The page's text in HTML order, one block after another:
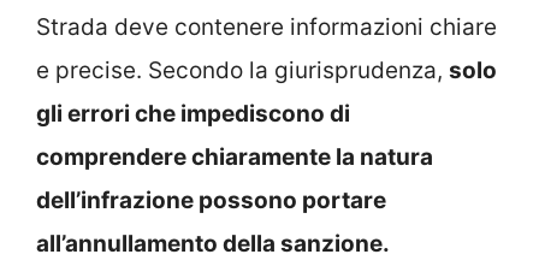
Strada deve contenere informazioni chiare
e precise. Secondo la giurisprudenza, solo
gli errori che impediscono di
comprendere chiaramente la natura
dell’infrazione possono portare
all’annullamento della sanzione.